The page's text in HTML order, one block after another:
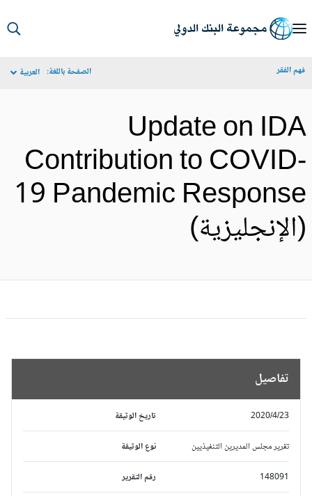
الفقر الصفحة باللغة: العربية
Update on
Contribution to
19 Pandemic
تفاصيل
تاريخ الوثيقة 2020/4/23
نوع الوثيقة تقرير مجلس المديرين التنفيذيين
رقم التقرير 148091